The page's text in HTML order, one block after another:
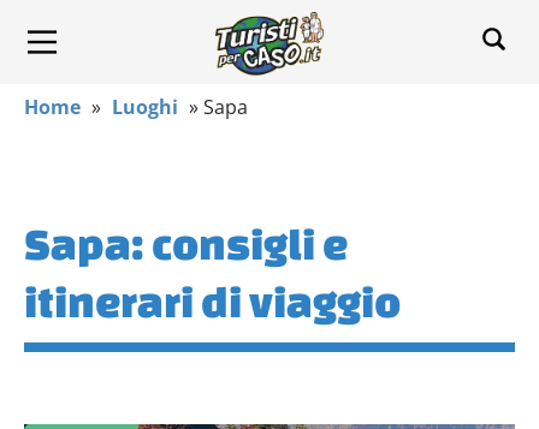
Home » Luoghi »Sapa
Sapa: consigli e
itinerari di viaggio